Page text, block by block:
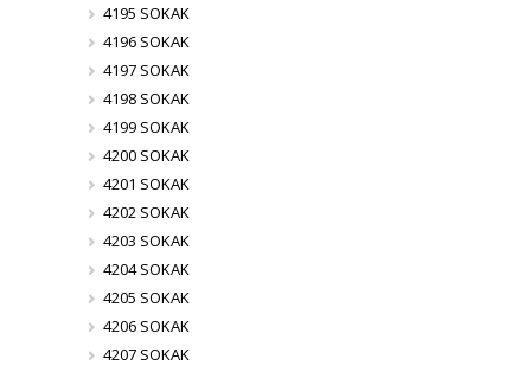
4195 SOKAK
4196 SOKAK
4197 SOKAK
4198 SOKAK
4199 SOKAK
4200 SOKAK
4201 SOKAK
4202 SOKAK
4203 SOKAK
4204 SOKAK
4205 SOKAK
4206 SOKAK
4207 SOKAK